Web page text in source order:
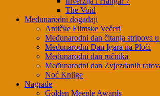
The Void
Međunarodni događaji
Antičke Filmske Večeri
Međunarodni dan čitanja stripova
Međunarodni Dan Igara na Ploči
Međunarodni dan ručnika
Međunarodni dan Zvjezdanih
Noć Knjige
Nagrade
Golden Meeple Awards